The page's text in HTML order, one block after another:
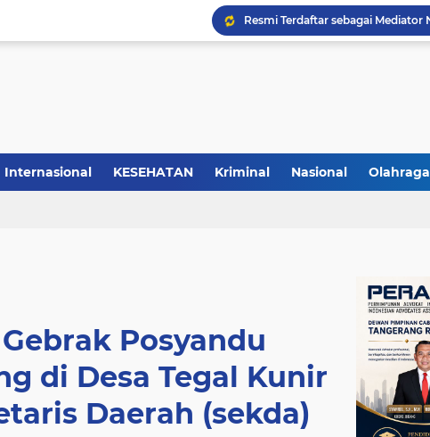
Internasional KESEHATAN Kriminal Nasional Olahraga
Posyandu
di Desa Tegal Kunir
Daerah (sekda)